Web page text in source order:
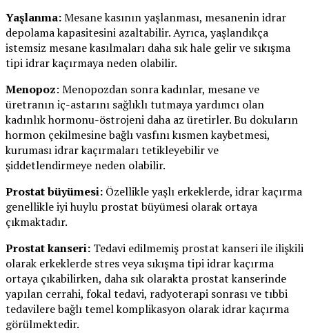
Yaşlanma:Mesane kasının yaşlanması, mesanenin idrar
depolama kapasitesini azaltabilir. Ayrıca, yaşlandıkça
istemsiz mesane kasılmaları daha sık hale gelir ve sıkışma
tipi idrar kaçırmaya neden olabilir.
Menopoz: Menopozdan sonra kadınlar, mesane ve
üretranın iç-astarını sağlıklı tutmaya yardımcı olan
kadınlık hormonu-östrojeni daha az üretirler. Bu dokuların
hormon çekilmesine bağlı vasfını kısmen kaybetmesi,
kuruması idrar kaçırmaları tetikleyebilir ve
şiddetlendirmeye neden olabilir.
Prostat büyümesi: Özellikle yaşlı erkeklerde, idrar kaçırma
genellikle iyi huylu prostat büyümesi olarak ortaya
çıkmaktadır.
Prostat kanseri: Tedavi edilmemiş prostat kanseri ile ilişkili
olarak erkeklerde stres veya sıkışma tipi idrar kaçırma
ortaya çıkabilirken, daha sık olarakta prostat kanserinde
yapılan cerrahi, fokal tedavi, radyoterapi sonrası ve tıbbi
tedavilere bağlı temel komplikasyon olarak idrar kaçırma
görülmektedir.